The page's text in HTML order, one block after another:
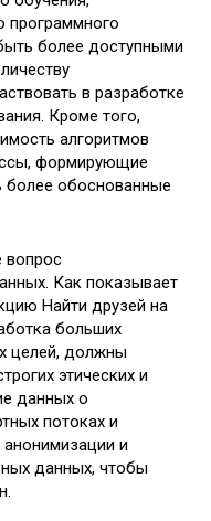
программного
более доступными
в разработке
Кроме того,
алгоритмов
формирующие
более обоснованные
вопрос
Как показывает
Найти друзей на
больших
целей, должны
этических и
данных о
потоках и
и
данных, чтобы